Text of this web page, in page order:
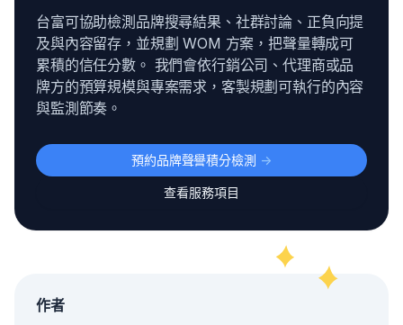
台富可協助檢測品牌搜尋結果、社群討論、正負向提
及與內容留存，並規劃 WOM 方案，把聲量轉成可
累積的信任分數。 我們會依行銷公司、代理商或品
牌方的預算規模與專案需求，客製規劃可執行的內容
與監測節奏。
預約品牌聲譽積分檢測 ->
查看服務項目
作者